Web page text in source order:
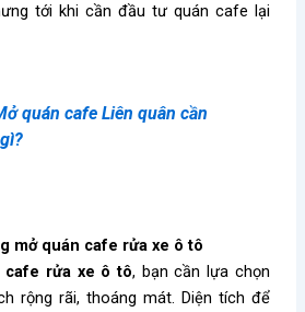
tới khi cần đầu tư quán cafe lại
quán cafe Liên quân cần
mở quán cafe rửa xe ô tô
cafe rửa xe ô tô, bạn cần lựa chọn
rộng rãi, thoáng mát. Diện tích để